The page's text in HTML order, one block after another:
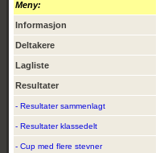
Meny:
Informasjon
Deltakere
Lagliste
Resultater
- Resultater sammenlagt
- Resultater klassedelt
- Cup med flere stevner